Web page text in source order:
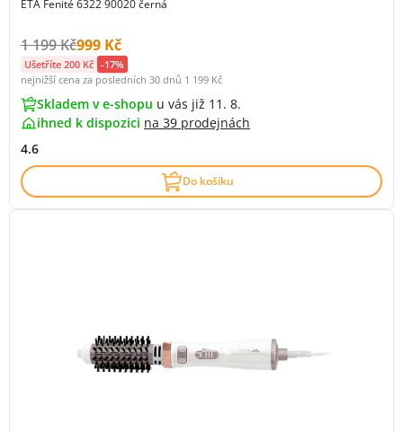
ETA Fenité 6322 90020 černá
Původní cena s DPH:
1 199 KčCena s DPH:
999 Kč
Ušetříte 200 Kč -17%
nejnižší cena za posledních 30 dnů 1 199 Kč
Skladem v e-shopu u vás již 11. 8.
ihned k dispozici na 39 prodejnách
4.6
Do košíku